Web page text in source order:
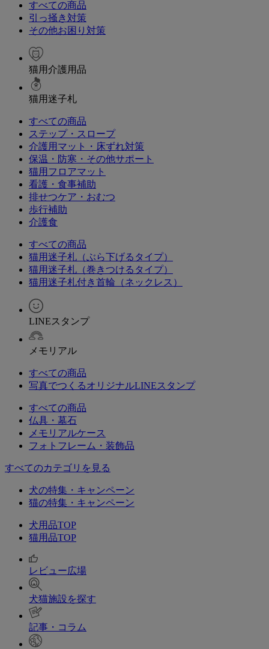
すべての商品
引っ掻き対策
その他お困り対策
猫用介護用品
猫用迷子札
すべての商品
ステップ・スロープ
介護用マット・床ずれ対策
保温・防寒・その他サポート
猫用フロアマット
看護・食事補助
排せつケア・おむつ
歩行補助
介護食
すべての商品
猫用迷子札（ぶら下げるタイプ）
猫用迷子札（巻きつけるタイプ）
猫用迷子札付き首輪（ネックレス）
LINEスタンプ
メモリアル
すべての商品
写真でつくるオリジナルLINEスタンプ
すべての商品
仏具・墓石
メモリアルケース
フォトフレーム・装飾品
すべてのカテゴリを見る
犬の特集・キャンペーン
猫の特集・キャンペーン
犬用品TOP
猫用品TOP
レビュー広場
犬猫施設を探す
記事・コラム